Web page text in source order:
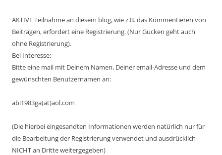
AKTIVE Teilnahme an diesem blog, wie z.B. das Kommentieren von
Beiträgen, erfordert eine Registrierung. (Nur Gucken geht auch
ohne Registrierung).
Bei Interesse:
Bitte eine mail mit Deinem Namen, Deiner email-Adresse und dem
gewünschten Benutzernamen an:
abi1983ga(at)aol.com
(Die hierbei eingesandten Informationen werden natürlich nur für
die Bearbeitung der Registrierung verwendet und ausdrücklich
NICHT an Dritte weitergegeben)